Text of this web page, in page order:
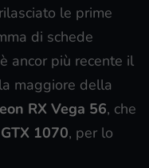
le prime
di schede
ancor più recente il
maggiore della
RX Vega 56, che
1070, per lo